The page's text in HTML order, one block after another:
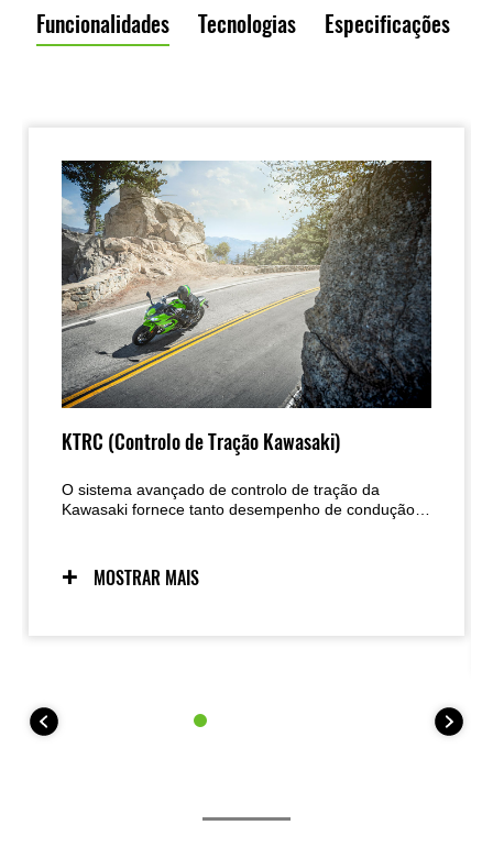
Funcionalidades Tecnologias Especificações
KTRC (Controlo de Tração Kawasaki)
O sistema avançado de controlo de tração da
Kawasaki fornece tanto desempenho de condução
aderência com confiança. Dois modos permitem aos
pilotos ajustar configurações para se adequar à
MOSTRAR MAIS